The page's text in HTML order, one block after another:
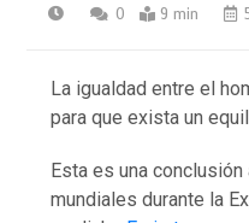
0 9 min
La igualdad entre el
para que exista un
Esta es una
mundiales durante la